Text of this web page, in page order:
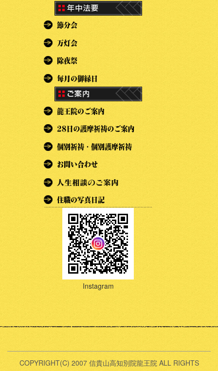
Instagram
COPYRIGHT(C) 2007 信貴山高知別院龍王院 ALL RIGHTS